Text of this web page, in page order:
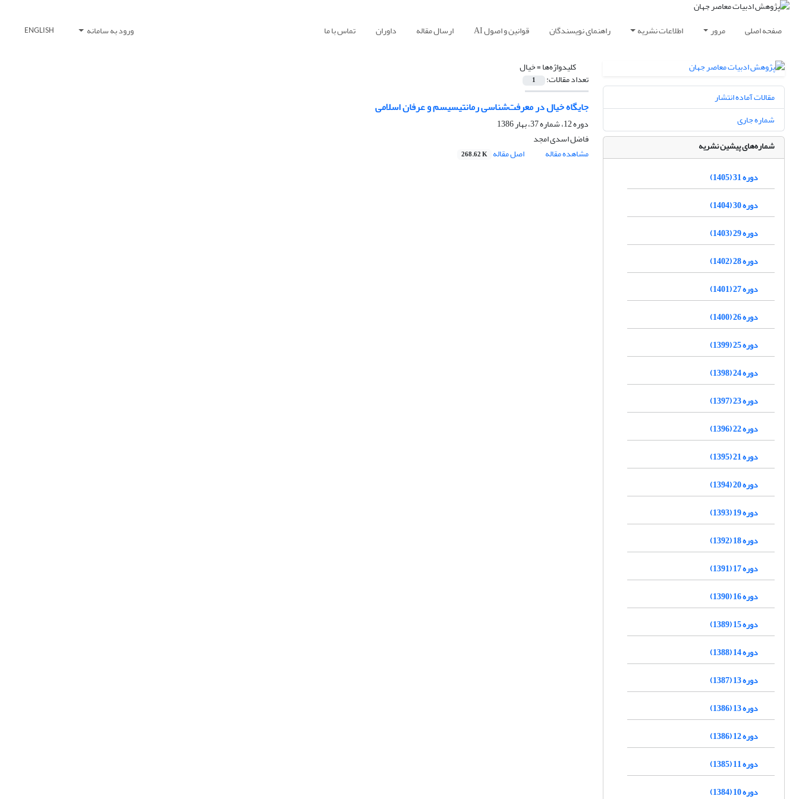
صفحه اصلی مرور اطلاعات نشریه راهنمای نویسندگان قوانین و اصول AI ارسال مقاله داوران تماس با ما ورود به سامانه ENGLISH
کلیدواژه‌ها =خیال
تعداد مقالات: 1
جایگاه خیال در معرفت‌شناسی رمانتیسیسم و عرفان اسلامی
دوره 12، شماره 37، بهار 1386
فاضل اسدی امجد
مشاهده مقاله
اصل مقاله 268.62 K
مقالات آماده انتشار
شماره جاری
شماره‌های پیشین نشریه
دوره 31 (1405)
دوره 30 (1404)
دوره 29 (1403)
دوره 28 (1402)
دوره 27 (1401)
دوره 26 (1400)
دوره 25 (1399)
دوره 24 (1398)
دوره 23 (1397)
دوره 22 (1396)
دوره 21 (1395)
دوره 20 (1394)
دوره 19 (1393)
دوره 18 (1392)
دوره 17 (1391)
دوره 16 (1390)
دوره 15 (1389)
دوره 14 (1388)
دوره 13 (1387)
دوره 13 (1386)
دوره 12 (1386)
دوره 11 (1385)
دوره 10 (1384)